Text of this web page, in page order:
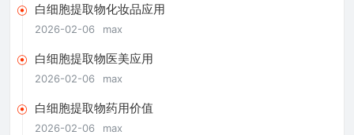
白细胞提取物化妆品应用
2026-02-06 max
白细胞提取物医美应用
2026-02-06 max
白细胞提取物药用价值
2026-02-06 max